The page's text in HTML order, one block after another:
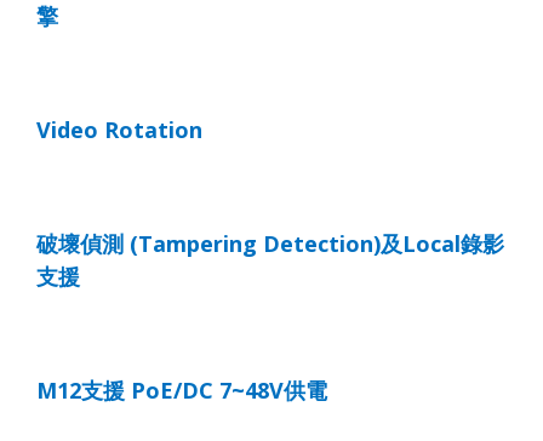
擎
Video Rotation
破壞偵測 (Tampering Detection)及Local錄影
支援
M12支援 PoE/DC 7~48V供電